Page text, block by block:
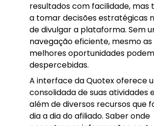
resultados com facilidade, mas
a tomar decisões estratégicas
de divulgar a plataforma. Sem
navegação eficiente, mesmo as
melhores oportunidades
despercebidas.
A interface da Quotex oferece
consolidada de suas atividades
além de diversos recursos que
dia a dia do afiliado. Saber onde